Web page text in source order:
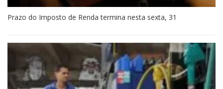
Prazo do Imposto de Renda termina nesta sexta, 31